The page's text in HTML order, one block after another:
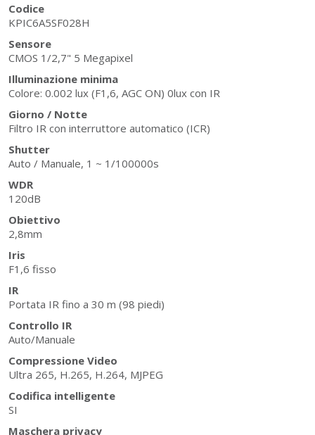
Codice
KPIC6A5SF028H
Sensore
CMOS 1/2,7" 5 Megapixel
Illuminazione minima
Colore: 0.002 lux (F1,6, AGC ON) 0lux con IR
Giorno / Notte
Filtro IR con interruttore automatico (ICR)
Shutter
Auto / Manuale, 1 ~ 1/100000s
WDR
120dB
Obiettivo
2,8mm
Iris
F1,6 fisso
IR
Portata IR fino a 30 m (98 piedi)
Controllo IR
Auto/Manuale
Compressione Video
Ultra 265, H.265, H.264, MJPEG
Codifica intelligente
SI
Maschera privacy